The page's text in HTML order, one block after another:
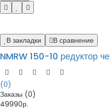
В закладки В сравнение
NMRW 150-10 редуктор
(0)
Заказы (0)
49990р.